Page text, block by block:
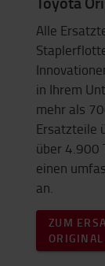
Alle
in Ihrem
mehr als
Ersatzteile
über 4.900
einen
an.
ZUM